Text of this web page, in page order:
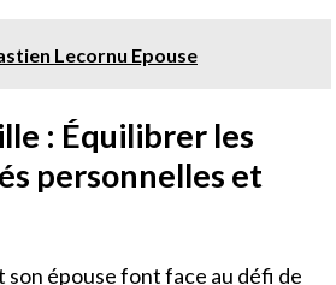
Lecornu Epouse
: Équilibrer les
personnelles et
son épouse font face au défi de